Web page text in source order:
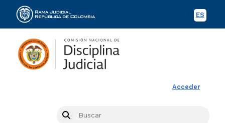
ES
Acceder